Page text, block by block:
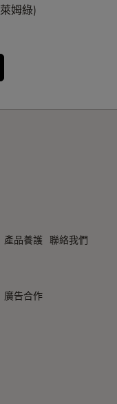
姆綠)
產品養護 聯絡我們
廣告合作